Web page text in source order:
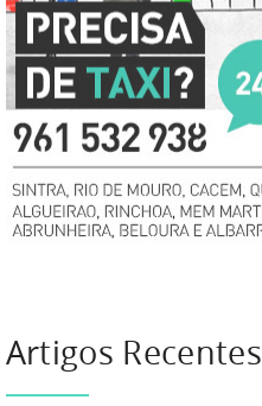
Artigos Recentes